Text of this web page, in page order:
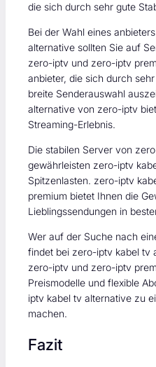
die sich durch sehr gute
Bei der Wahl eines
alternative sollten Sie auf
zero-iptv und zero-iptv
anbieter, die sich durch
breite Senderauswahl
alternative von zero-iptv
Streaming-Erlebnis.
Die stabilen Server von
gewährleisten zero-iptv
Spitzenlasten. zero-iptv
premium bietet Ihnen die
Lieblingssendungen in
Wer auf der Suche nach
findet bei zero-iptv kabel tv
zero-iptv und zero-iptv
Preismodelle und flexible
iptv kabel tv alternative zu
machen.
Fazit